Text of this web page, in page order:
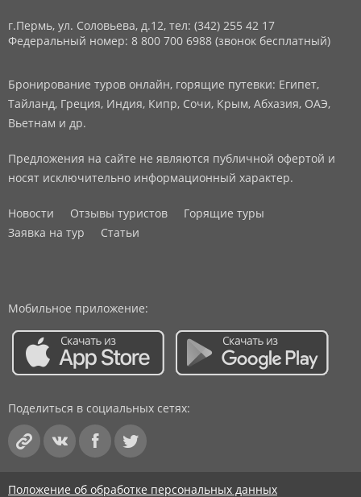
г.Пермь, ул. Соловьева, д.12, тел: (342) 255 42 17
Федеральный номер: 8 800 700 6988 (звонок бесплатный)
Бронирование туров онлайн, горящие путевки: Египет,
Тайланд, Греция, Индия, Кипр, Сочи, Крым, Абхазия, ОАЭ,
Вьетнам и др.
Предложения на сайте не являются публичной офертой и
носят исключительно информационный характер.
Новости Отзывы туристов
Горящие туры
Заявка на тур
Статьи
Мобильное приложение:
Поделиться в социальных сетях:
Положение об обработке персональных данных